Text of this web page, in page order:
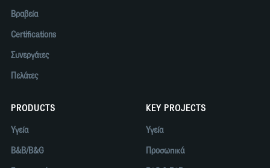
Βραβεία
Certifications
Συνεργάτες
Πελάτες
PRODUCTS
Υγεία
B&B/B&G
KEY PROJECTS
Υγεία
Προσωπικά